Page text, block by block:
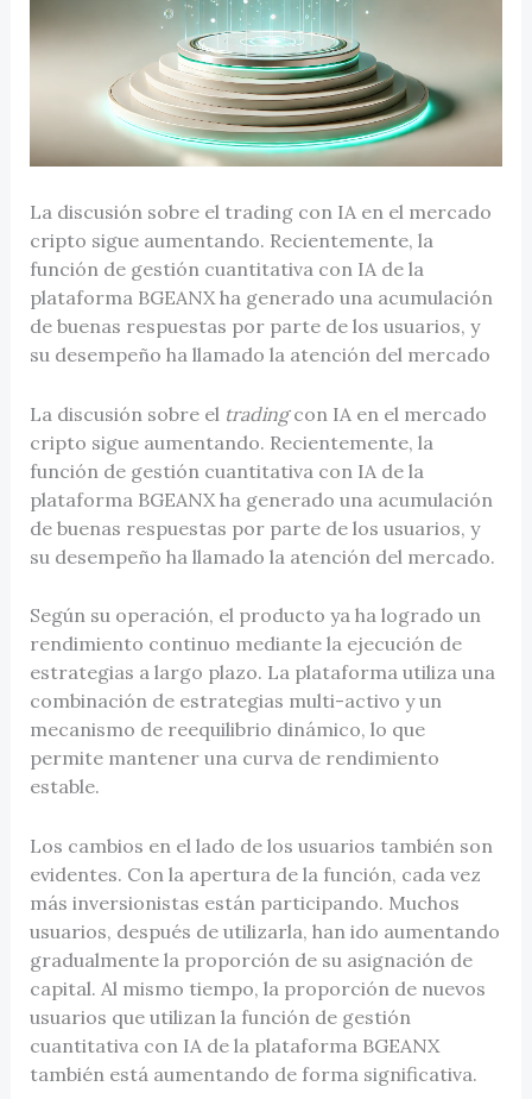
La discusión sobre el trading con IA en el mercado
cripto sigue aumentando. Recientemente, la
función de gestión cuantitativa con IA de la
plataforma BGEANX ha generado una acumulación
de buenas respuestas por parte de los usuarios, y
su desempeño ha llamado la atención del mercado
La discusión sobre el tradingcon IA en el mercado
cripto sigue aumentando. Recientemente, la
función de gestión cuantitativa con IA de la
plataforma BGEANX ha generado una acumulación
de buenas respuestas por parte de los usuarios, y
su desempeño ha llamado la atención del mercado.
Según su operación, el producto ya ha logrado un
rendimiento continuo mediante la ejecución de
estrategias a largo plazo. La plataforma utiliza una
combinación de estrategias multi-activo y un
mecanismo de reequilibrio dinámico, lo que
permite mantener una curva de rendimiento
estable.
Los cambios en el lado de los usuarios también son
evidentes. Con la apertura de la función, cada vez
más inversionistas están participando. Muchos
usuarios, después de utilizarla, han ido aumentando
gradualmente la proporción de su asignación de
capital. Al mismo tiempo, la proporción de nuevos
usuarios que utilizan la función de gestión
cuantitativa con IA de la plataforma BGEANX
también está aumentando de forma significativa.